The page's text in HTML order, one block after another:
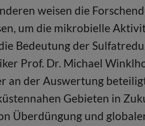
weisen die
um die mikrobielle
Bedeutung der
Prof. Dr. Michael
an der Auswertung
Gebieten in
Überdüngung und